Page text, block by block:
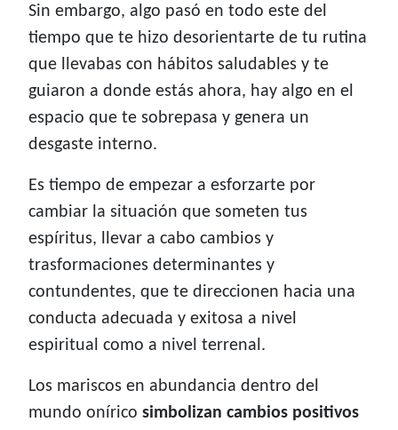
Sin embargo, algo pasó en todo este del
tiempo que te hizo desorientarte de tu rutina
que llevabas con hábitos saludables y te
guiaron a donde estás ahora, hay algo en el
espacio que te sobrepasa y genera un
desgaste interno.
Es tiempo de empezar a esforzarte por
cambiar la situación que someten tus
espíritus, llevar a cabo cambios y
trasformaciones determinantes y
contundentes, que te direccionen hacia una
conducta adecuada y exitosa a nivel
espiritual como a nivel terrenal.
Los mariscos en abundancia dentro del
mundo onírico simbolizan cambios positivos